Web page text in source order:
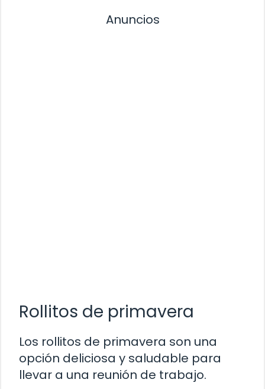
Anuncios
Rollitos de primavera
Los rollitos de primavera son una
opción deliciosa y saludable para
llevar a una reunión de trabajo.